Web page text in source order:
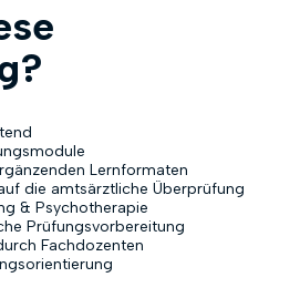
Lernformaten
die amtsärztliche Überprüfung
& Psychotherapie
Prüfungsvorbereitung
Fachdozenten